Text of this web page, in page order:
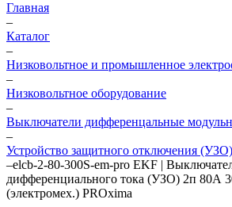
Главная
–
Каталог
–
Низковольтное и промышленное
–
Низковольтное оборудование
–
Выключатели дифференцальные
–
Устройство защитного отключения (УЗО)
–elcb-2-80-300S-em-pro EKF |
дифференциального тока (УЗО) 2п 80А
(электромех.) PROxima